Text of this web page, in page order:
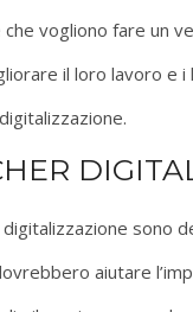
vogliono fare un
il loro lavoro e
sono
aiutare